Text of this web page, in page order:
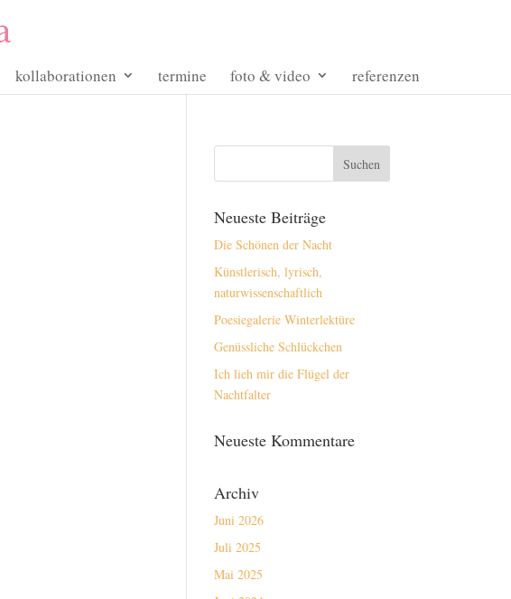
kollaborationen termine foto & video referenzen
Neueste Beiträge
Die Schönen der Nacht
Künstlerisch, lyrisch,
naturwissenschaftlich
Poesiegalerie Winterlektüre
Genüssliche Schlückchen
Ich lieh mir die Flügel der
Nachtfalter
Neueste Kommentare
Archiv
Juni 2026
Juli 2025
Mai 2025